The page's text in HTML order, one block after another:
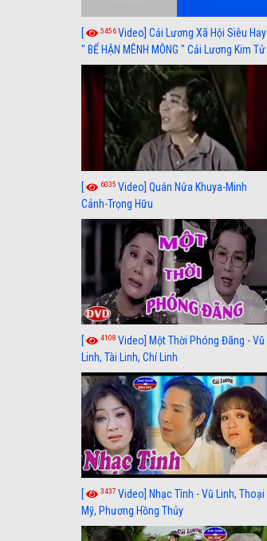
[ 5456Video] Cải Lương Xã Hội Siêu Hay
" BỂ HẬN MÊNH MÔNG " Cải Lương Kim Tử
Long, Thanh Ngân Hay Nhất
[ 6035 Video] Quán Nửa Khuya-Minh
Cảnh-Trọng Hữu
[ 4108 Video] Một Thời Phóng Đãng - Vũ
Linh, Tài Linh, Chí Linh
[ 3437 Video] Nhạc Tình - Vũ Linh, Thoại
Mỹ, Phương Hồng Thủy